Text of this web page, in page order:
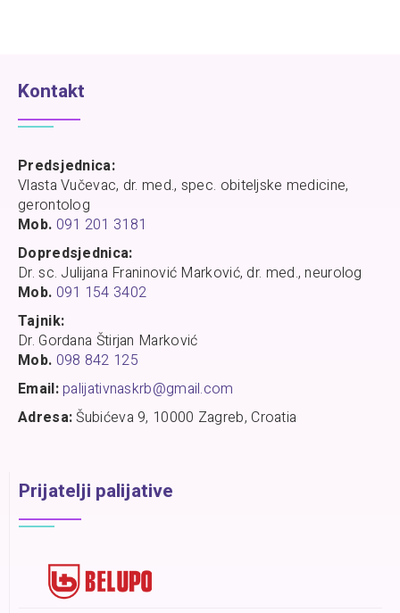
Kontakt
Predsjednica:
Vlasta Vučevac, dr. med., spec. obiteljske medicine,
gerontolog
Mob. 091 201 3181
Dopredsjednica:
Dr. sc. Julijana Franinović Marković, dr. med., neurolog
Mob. 091 154 3402
Tajnik:
Dr. Gordana Štirjan Marković
Mob. 098 842 125
Email:palijativnaskrb@gmail.com
Adresa:Šubićeva 9, 10000 Zagreb, Croatia
Prijatelji palijative